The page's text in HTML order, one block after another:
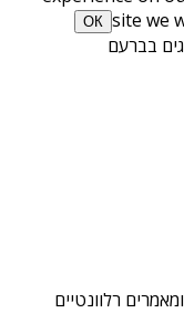
site we
ОК
בברעם
רלוונטיים